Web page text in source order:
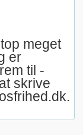
meget
er
til -
skrive